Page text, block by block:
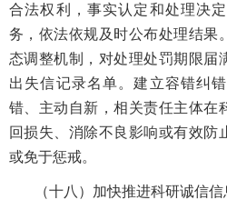
合法权利，事实认定和处理决
务，依法依规及时公布处理结果
态调整机制，对处理处罚期限届
出失信记录名单。建立容错纠
错、主动自新，相关责任主体在
回损失、消除不良影响或有效防
或免于惩戒。
（十八）加快推进科研诚信